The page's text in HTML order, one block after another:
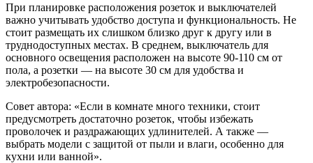
При планировке расположения розеток и выключателей
важно учитывать удобство доступа и функциональность. Не
стоит размещать их слишком близко друг к другу или в
труднодоступных местах. В среднем, выключатель для
основного освещения расположен на высоте 90-110 см от
пола, а розетки — на высоте 30 см для удобства и
электробезопасности.
Совет автора: «Если в комнате много техники, стоит
предусмотреть достаточно розеток, чтобы избежать
проволочек и раздражающих удлинителей. А также —
выбрать модели с защитой от пыли и влаги, особенно для
кухни или ванной».